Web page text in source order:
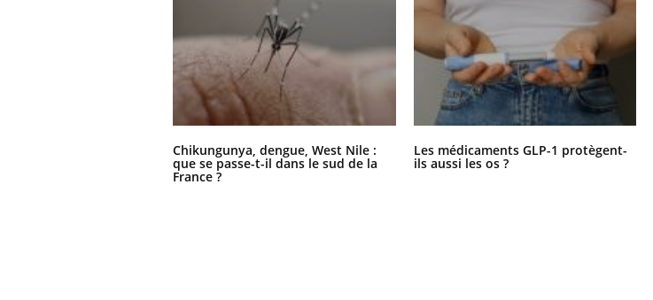
Chikungunya, dengue, West Nile :
que se passe-t-il dans le sud de la
France ?
Les médicaments GLP-1 protègent-
ils aussi les os ?